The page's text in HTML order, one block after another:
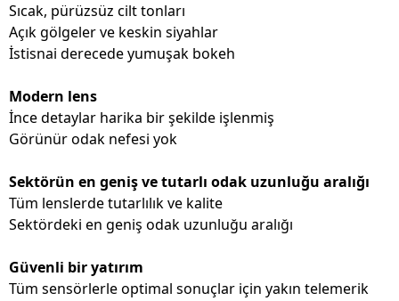
Sıcak, pürüzsüz cilt tonları
Açık gölgeler ve keskin siyahlar
İstisnai derecede yumuşak bokeh
Modern lens
İnce detaylar harika bir şekilde işlenmiş
Görünür odak nefesi yok
Sektörün en geniş ve tutarlı odak uzunluğu aralığı
Tüm lenslerde tutarlılık ve kalite
Sektördeki en geniş odak uzunluğu aralığı
Güvenli bir yatırım
Tüm sensörlerle optimal sonuçlar için yakın telemerik